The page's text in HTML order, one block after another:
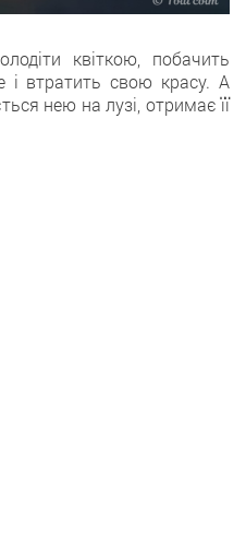
квіткою, побачить
і втратить свою красу. А
нею на лузі, отримає її